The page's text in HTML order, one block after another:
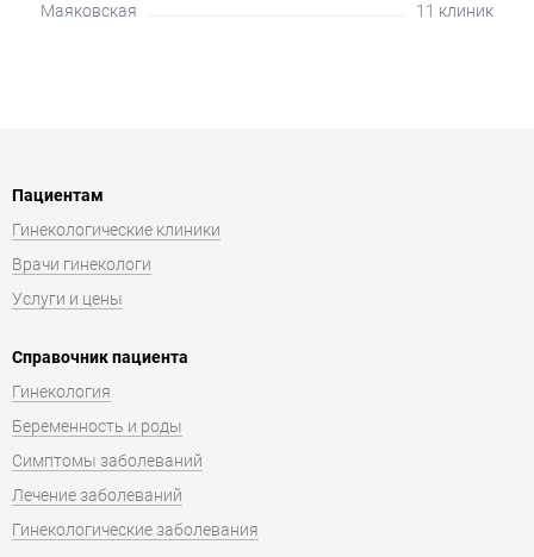
Маяковская 11 клиник
Пациентам
Гинекологические клиники
Врачи гинекологи
Услуги и цены
Справочник пациента
Гинекология
Беременность и роды
Симптомы заболеваний
Лечение заболеваний
Гинекологические заболевания